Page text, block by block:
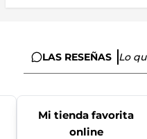
LAS RESEÑAS Lo
Mi tienda favorita
online